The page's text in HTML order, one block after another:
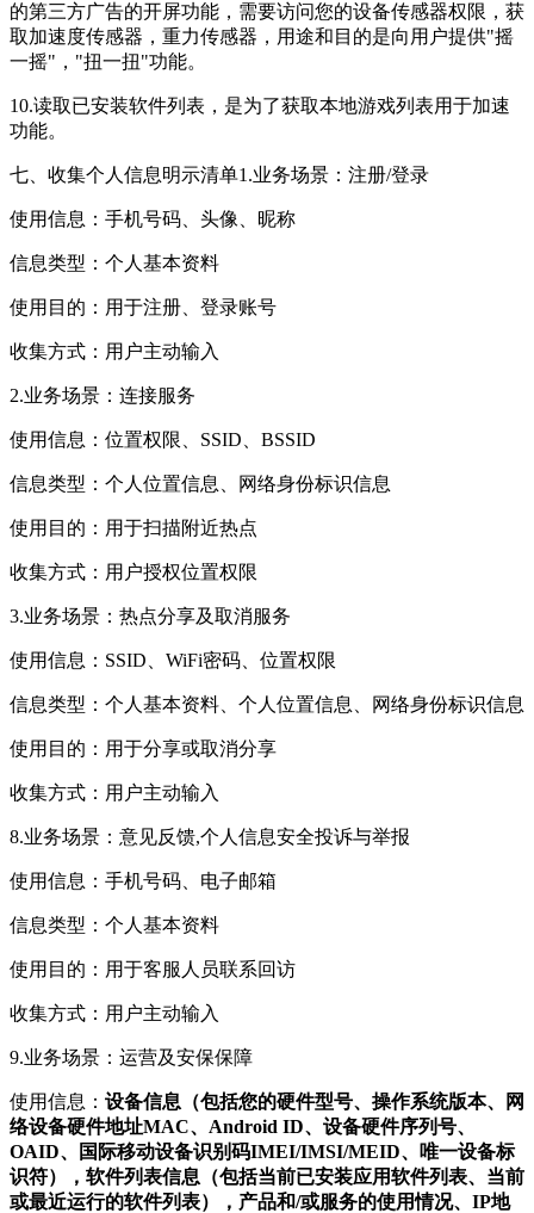
的第三方广告的开屏功能，需要访问您的设备传感器权限，获
取加速度传感器，重力传感器，用途和目的是向用户提供"摇
一摇"，"扭一扭"功能。
10.读取已安装软件列表，是为了获取本地游戏列表用于加速
功能。
七、收集个人信息明示清单1.业务场景：注册/登录
使用信息：手机号码、头像、昵称
信息类型：个人基本资料
使用目的：用于注册、登录账号
收集方式：用户主动输入
2.业务场景：连接服务
使用信息：位置权限、SSID、BSSID
信息类型：个人位置信息、网络身份标识信息
使用目的：用于扫描附近热点
收集方式：用户授权位置权限
3.业务场景：热点分享及取消服务
使用信息：SSID、WiFi密码、位置权限
信息类型：个人基本资料、个人位置信息、网络身份标识信息
使用目的：用于分享或取消分享
收集方式：用户主动输入
8.业务场景：意见反馈,个人信息安全投诉与举报
使用信息：手机号码、电子邮箱
信息类型：个人基本资料
使用目的：用于客服人员联系回访
收集方式：用户主动输入
9.业务场景：运营及安保保障
使用信息： 设备信息（包括您的硬件型号、操作系统版本、网
络设备硬件地址MAC、Android ID、设备硬件序列号、
OAID、国际移动设备识别码IMEI/IMSI/MEID、唯一设备标
识符），软件列表信息（包括当前已安装应用软件列表、当前
或最近运行的软件列表），产品和/或服务的使用情况、IP地